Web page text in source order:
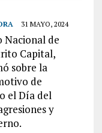
31 MAYO, 2024
Nacional de
Capital,
sobre la
de
el Día del
y